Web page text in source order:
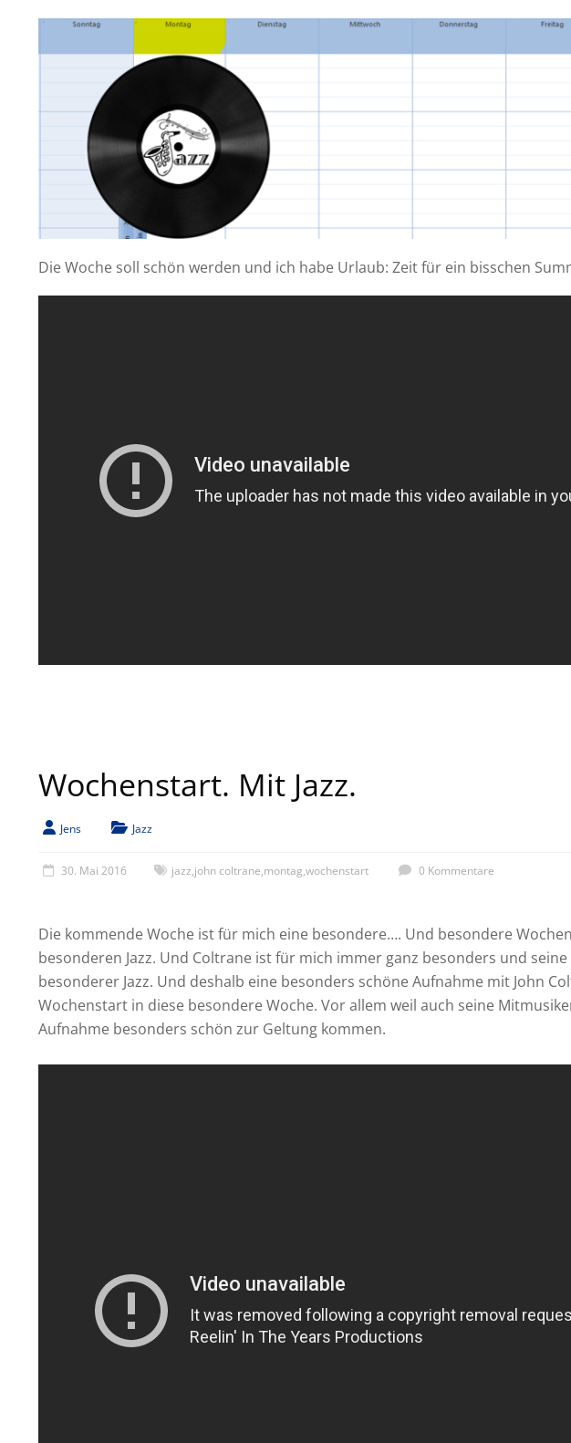
Die Woche soll schön werden und ich habe Urlaub: Zeit für ein bisschen
Wochenstart. Mit Jazz.
Jens Jazz
30. Mai 2016 jazz,john coltrane,montag,wochenstart 0 Kommentare
Die kommende Woche ist für mich eine besondere…. Und besondere
besonderen Jazz. Und Coltrane ist für mich immer ganz besonders und seine
besonderer Jazz. Und deshalb eine besonders schöne Aufnahme mit John
Wochenstart in diese besondere Woche. Vor allem weil auch seine
Aufnahme besonders schön zur Geltung kommen.